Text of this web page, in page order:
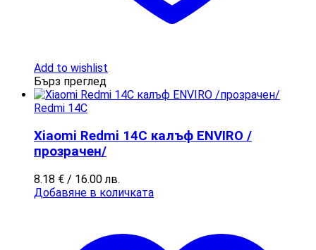
Add to wishlist
Бърз преглед
Redmi 14C
Xiaomi Redmi 14C калъф ENVIRO /
прозрачен/
8.18 € / 16.00 лв.
Добавяне в количката